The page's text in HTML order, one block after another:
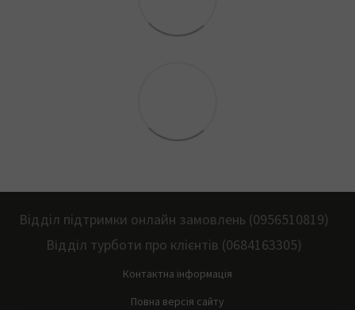
Відділ підтримки онлайн замовлень (0956510819)
Відділ турботи про клієнтів (0684163305)
Контактна інформація
Повна версія сайту